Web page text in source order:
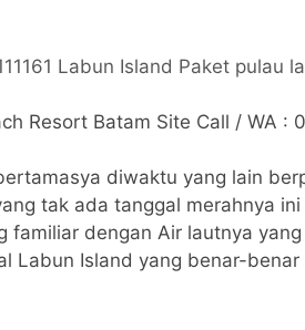
Resort Batam Site Call / WA :
diwaktu yang lain
tak ada tanggal merahnya
familiar dengan Air lautnya
Labun Island yang benar-